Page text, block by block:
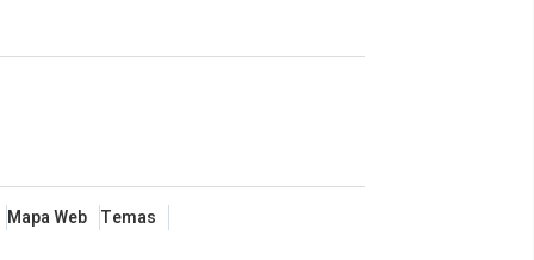
Mapa Web Temas